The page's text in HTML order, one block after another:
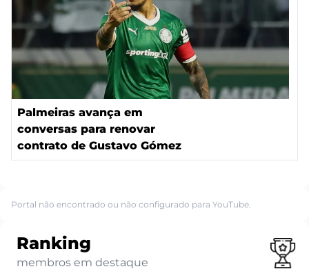
Palmeiras avança em
conversas para renovar
contrato de Gustavo Gómez
Portal não encontrado ou não configurado para YouTube.
Ranking
membros em destaque